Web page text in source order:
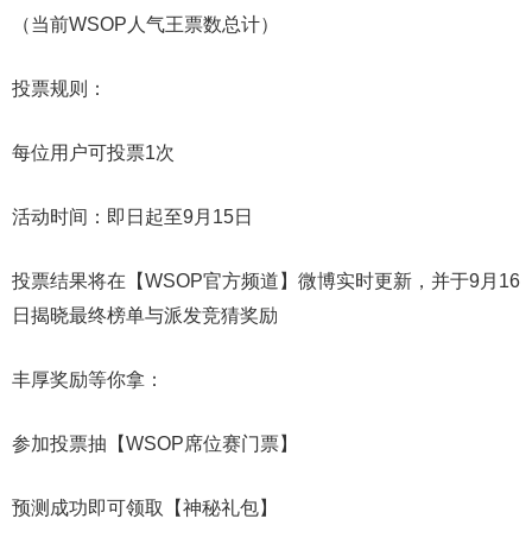
（当前WSOP人气王票数总计）
投票规则：
每位用户可投票1次
活动时间：即日起至9月15日
投票结果将在【WSOP官方频道】微博实时更新，并于9月16
日揭晓最终榜单与派发竞猜奖励
丰厚奖励等你拿：
参加投票抽【WSOP席位赛门票】
预测成功即可领取【神秘礼包】